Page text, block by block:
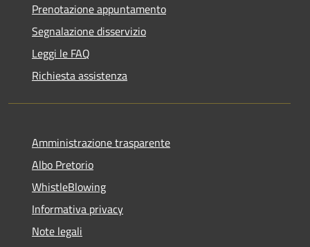
Prenotazione appuntamento
Segnalazione disservizio
Leggi le FAQ
Richiesta assistenza
Amministrazione trasparente
Albo Pretorio
WhistleBlowing
Informativa privacy
Note legali